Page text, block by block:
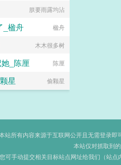
朕要雨露均沾
_楹舟 楹舟
木木很多树
_陈厘 陈厘
星 偷颗星
站所有内容来源于互联网公开且无需登录即
本站仅对抓取到
可手动提交相关目标站点网址给我们（站